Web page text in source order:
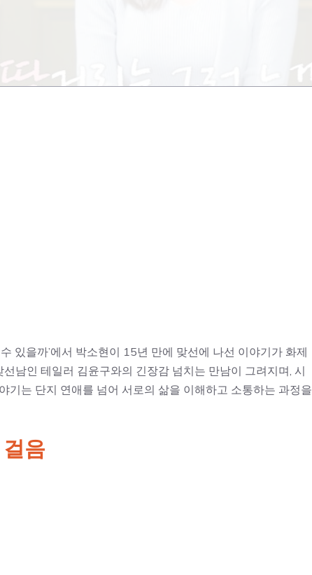
있을까’에서 박소현이 15년 만에 맞선에 나선 이야기가 화제
남인 테일러 김윤구와의 긴장감 넘치는 만남이 그려지며, 시
기는 단지 연애를 넘어 서로의 삶을 이해하고 소통하는 과정을
음